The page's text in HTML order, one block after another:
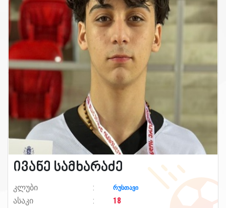
ივანე სამხარაძე
კლუბი რუსთავი
ასაკი
18